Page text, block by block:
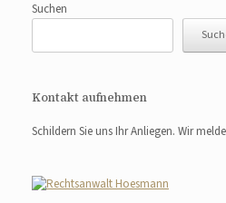
Suchen
Kontakt aufnehmen
Schildern Sie uns Ihr Anliegen. Wir